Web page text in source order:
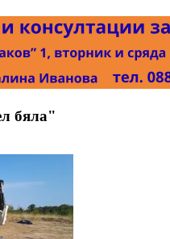
бяла"